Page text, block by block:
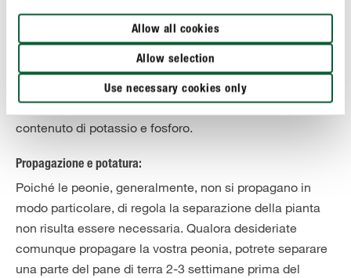
Allow all cookies
Allow selection
Use necessary cookies only
fioritura, visto che l’azoto favorisce soprattutto la
crescita in altezza e la formazione del fogliame della
pianta. Se comunque desiderate una pianta perenne
poderosa con fiori splendidi, quando acquistate il
concime, assicuratevi di sceglierne uno con un elevato
contenuto di potassio e fosforo.
Propagazione e potatura:
Poiché le peonie, generalmente, non si propagano in
modo particolare, di regola la separazione della pianta
non risulta essere necessaria. Qualora desideriate
comunque propagare la vostra peonia, potrete separare
una parte del pane di terra 2-3 settimane prima del